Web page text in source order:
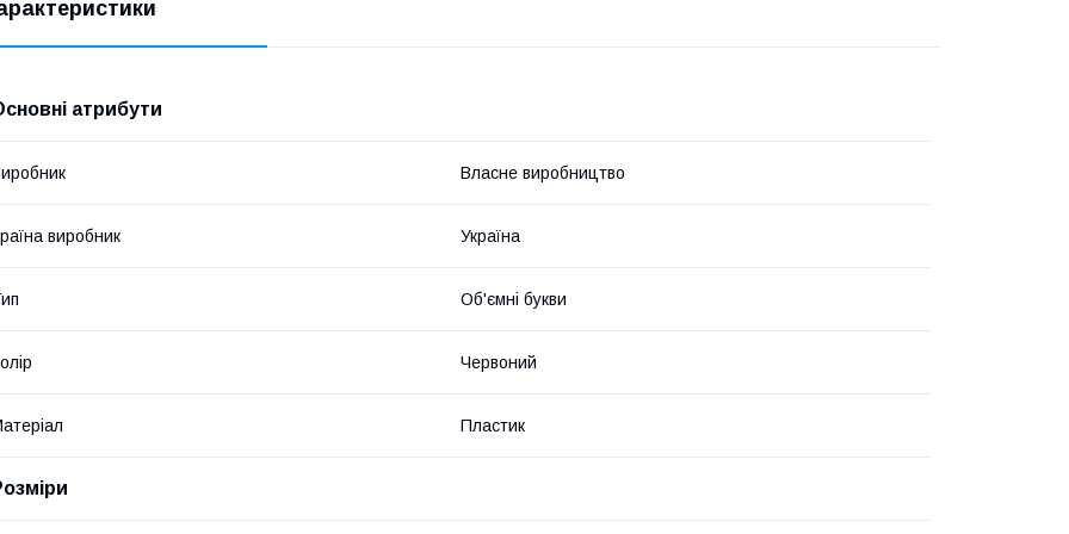
атрибути
Власне виробництво
виробник Україна
Об'ємні букви
Червоний
Пластик